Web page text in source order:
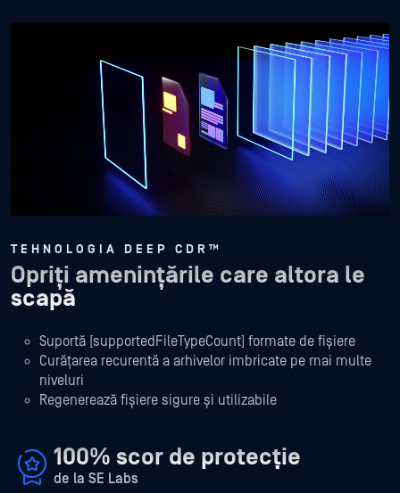
TEHNOLOGIA DEEP CDR™
Opriți amenințările care altora le
scapă
Suportă [supportedFileTypeCount] formate de fișiere
Curățarea recurentă a arhivelor imbricate pe mai multe
niveluri
Regenerează fișiere sigure și utilizabile
100% scor de protecție
de la SE Labs